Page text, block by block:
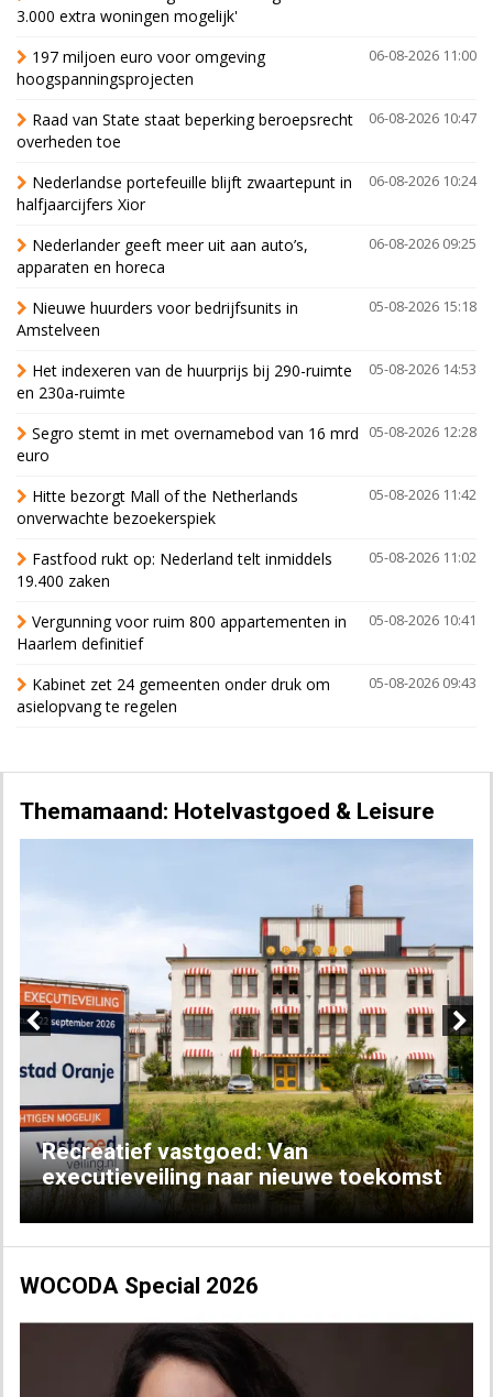
3.000 extra woningen mogelijk'
06-08-2026 11:00
197 miljoen euro voor omgeving
hoogspanningsprojecten
06-08-2026 10:47
Raad van State staat beperking beroepsrecht
overheden toe
06-08-2026 10:24
Nederlandse portefeuille blijft zwaartepunt in
halfjaarcijfers Xior
06-08-2026 09:25
Nederlander geeft meer uit aan auto’s,
apparaten en horeca
05-08-2026 15:18
Nieuwe huurders voor bedrijfsunits in
Amstelveen
05-08-2026 14:53
Het indexeren van de huurprijs bij 290-ruimte
en 230a-ruimte
05-08-2026 12:28
Segro stemt in met overnamebod van 16 mrd
euro
05-08-2026 11:42
Hitte bezorgt Mall of the Netherlands
onverwachte bezoekerspiek
05-08-2026 11:02
Fastfood rukt op: Nederland telt inmiddels
19.400 zaken
05-08-2026 10:41
Vergunning voor ruim 800 appartementen in
Haarlem definitief
05-08-2026 09:43
Kabinet zet 24 gemeenten onder druk om
asielopvang te regelen
Themamaand: Hotelvastgoed & Leisure
Recreatief vastgoed: Van
executieveiling naar nieuwe toekomst
Next
WOCODA Special 2026